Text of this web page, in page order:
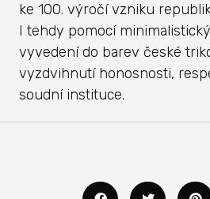
ke 100. výročí vzniku
I tehdy pomocí
vyvedení do barev české
vyzdvihnutí honosnosti,
soudní instituce.